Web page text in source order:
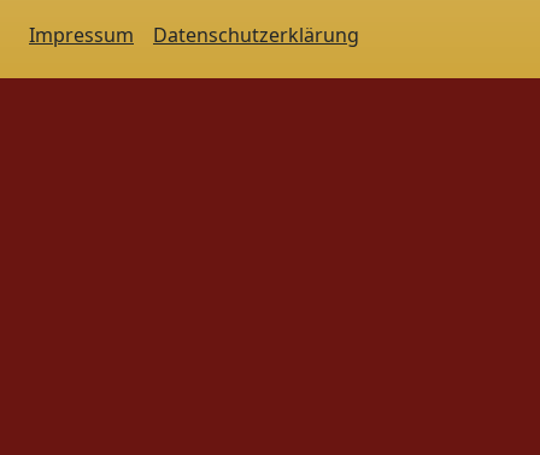
Impressum Datenschutzerklärung